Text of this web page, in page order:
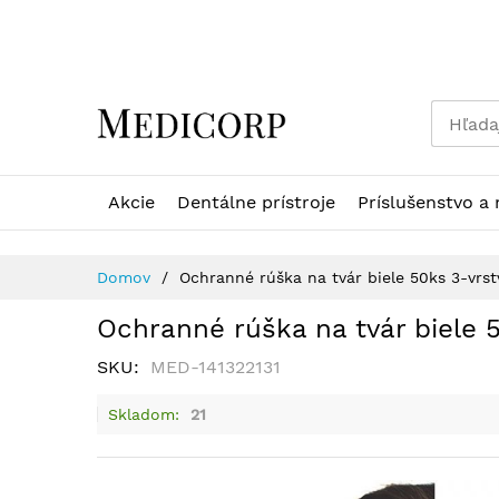
Akcie Dentálne prístroje Príslušenstvo a
Domov Ochranné rúška na tvár biele 50ks 3-
Ochranné rúška na tvár biele
SKU MED-141322131
Skladom 21